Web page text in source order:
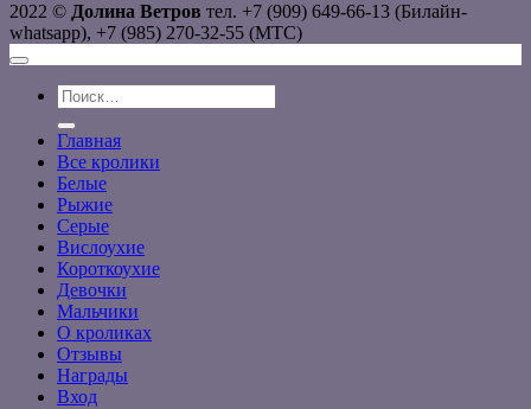
2022 © Долина Ветров тел. +7 (909) 649-66-13 (Билайн-
whatsapp), +7 (985) 270-32-55 (МТС)
Искать:
Главная
Все кролики
Белые
Рыжие
Серые
Вислоухие
Короткоухие
Девочки
Мальчики
О кроликах
Отзывы
Награды
Вход